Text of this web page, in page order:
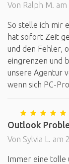
Von Ralph M.
So stelle ich mir
hat sofort Zeit
und den Fehler,
eingrenzen und
unsere Agentur
wenn sich PC-
Outlook
Von Sylvia L. am
Immer eine tolle